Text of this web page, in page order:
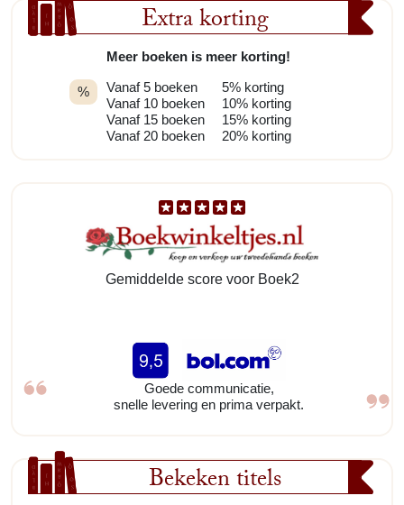
Extra korting
%
Meer boeken is meer korting!
Vanaf 5 boeken
Vanaf 10 boeken
Vanaf 15 boeken
Vanaf 20 boeken
5% korting
10% korting
15% korting
20% korting
Gemiddelde score voor Boek2
Goede communicatie,
snelle levering en prima verpakt.
Bekeken titels